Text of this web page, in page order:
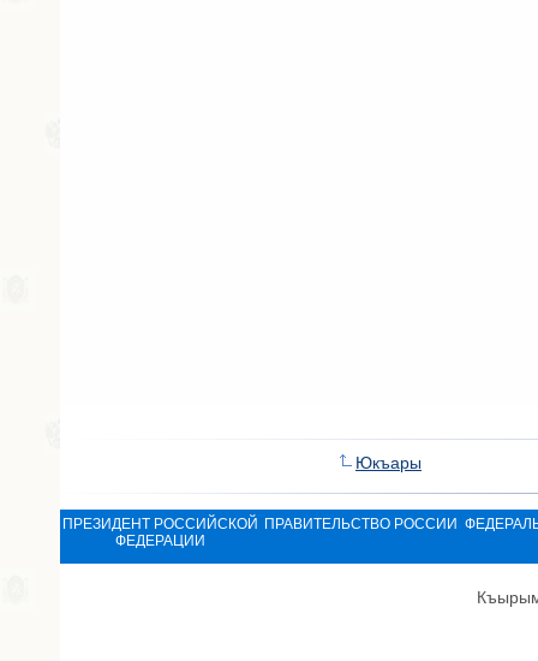
Юкъары
ПРЕЗИДЕНТ РОССИЙСКОЙ
ФЕДЕРАЦИИ
ПРАВИТЕЛЬСТВО РОССИИ